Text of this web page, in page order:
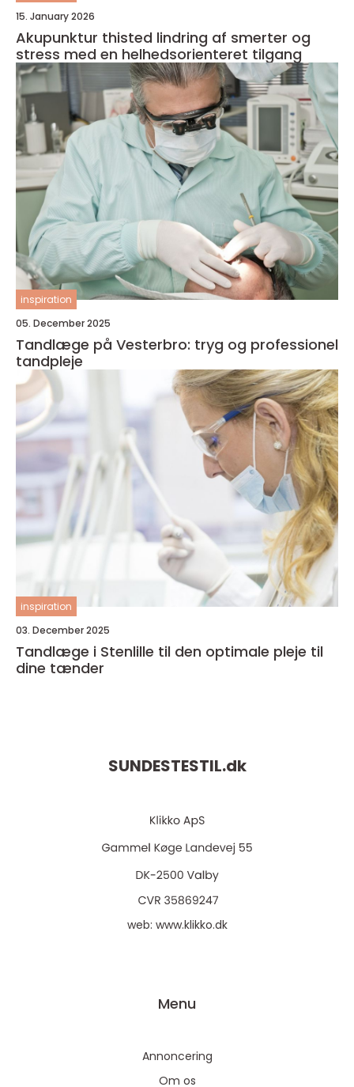
15. January 2026
Akupunktur thisted lindring af smerter og
stress med en helhedsorienteret tilgang
inspiration
05. December 2025
Tandlæge på Vesterbro: tryg og professionel
tandpleje
inspiration
03. December 2025
Tandlæge i Stenlille til den optimale pleje til
dine tænder
SUNDESTESTIL.dk
web: www.klikko.dk
Menu
Annoncering
Om os